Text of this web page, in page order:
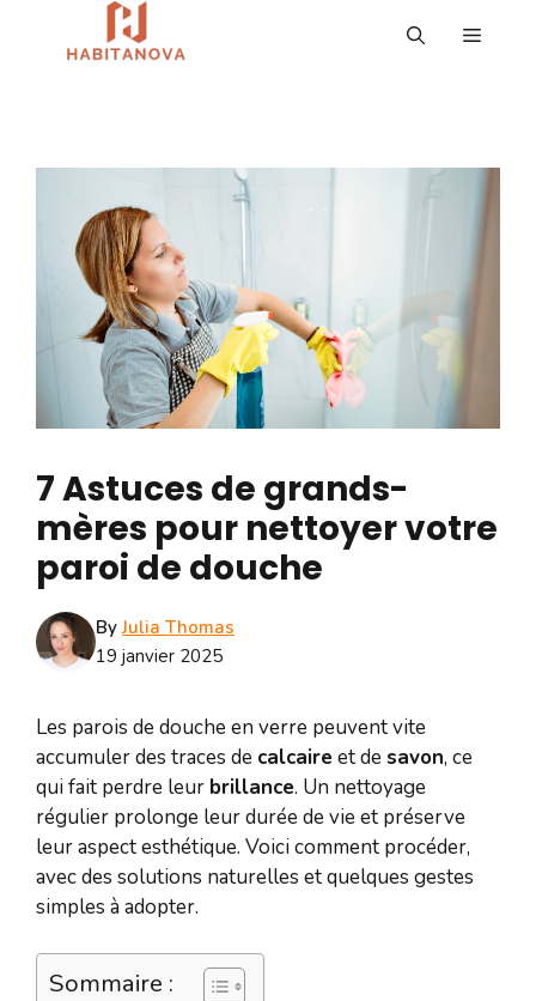
MENU
7 Astuces de grands-
mères pour nettoyer votre
paroi de douche
ByJulia Thomas
19 janvier 2025
Les parois de douche en verre peuvent vite
accumuler des traces de calcaire et desavon, ce
qui fait perdre leur brillance. Un nettoyage
régulier prolonge leur durée de vie et préserve
leur aspect esthétique. Voici comment procéder,
avec des solutions naturelles et quelques gestes
simples à adopter.
Sommaire :